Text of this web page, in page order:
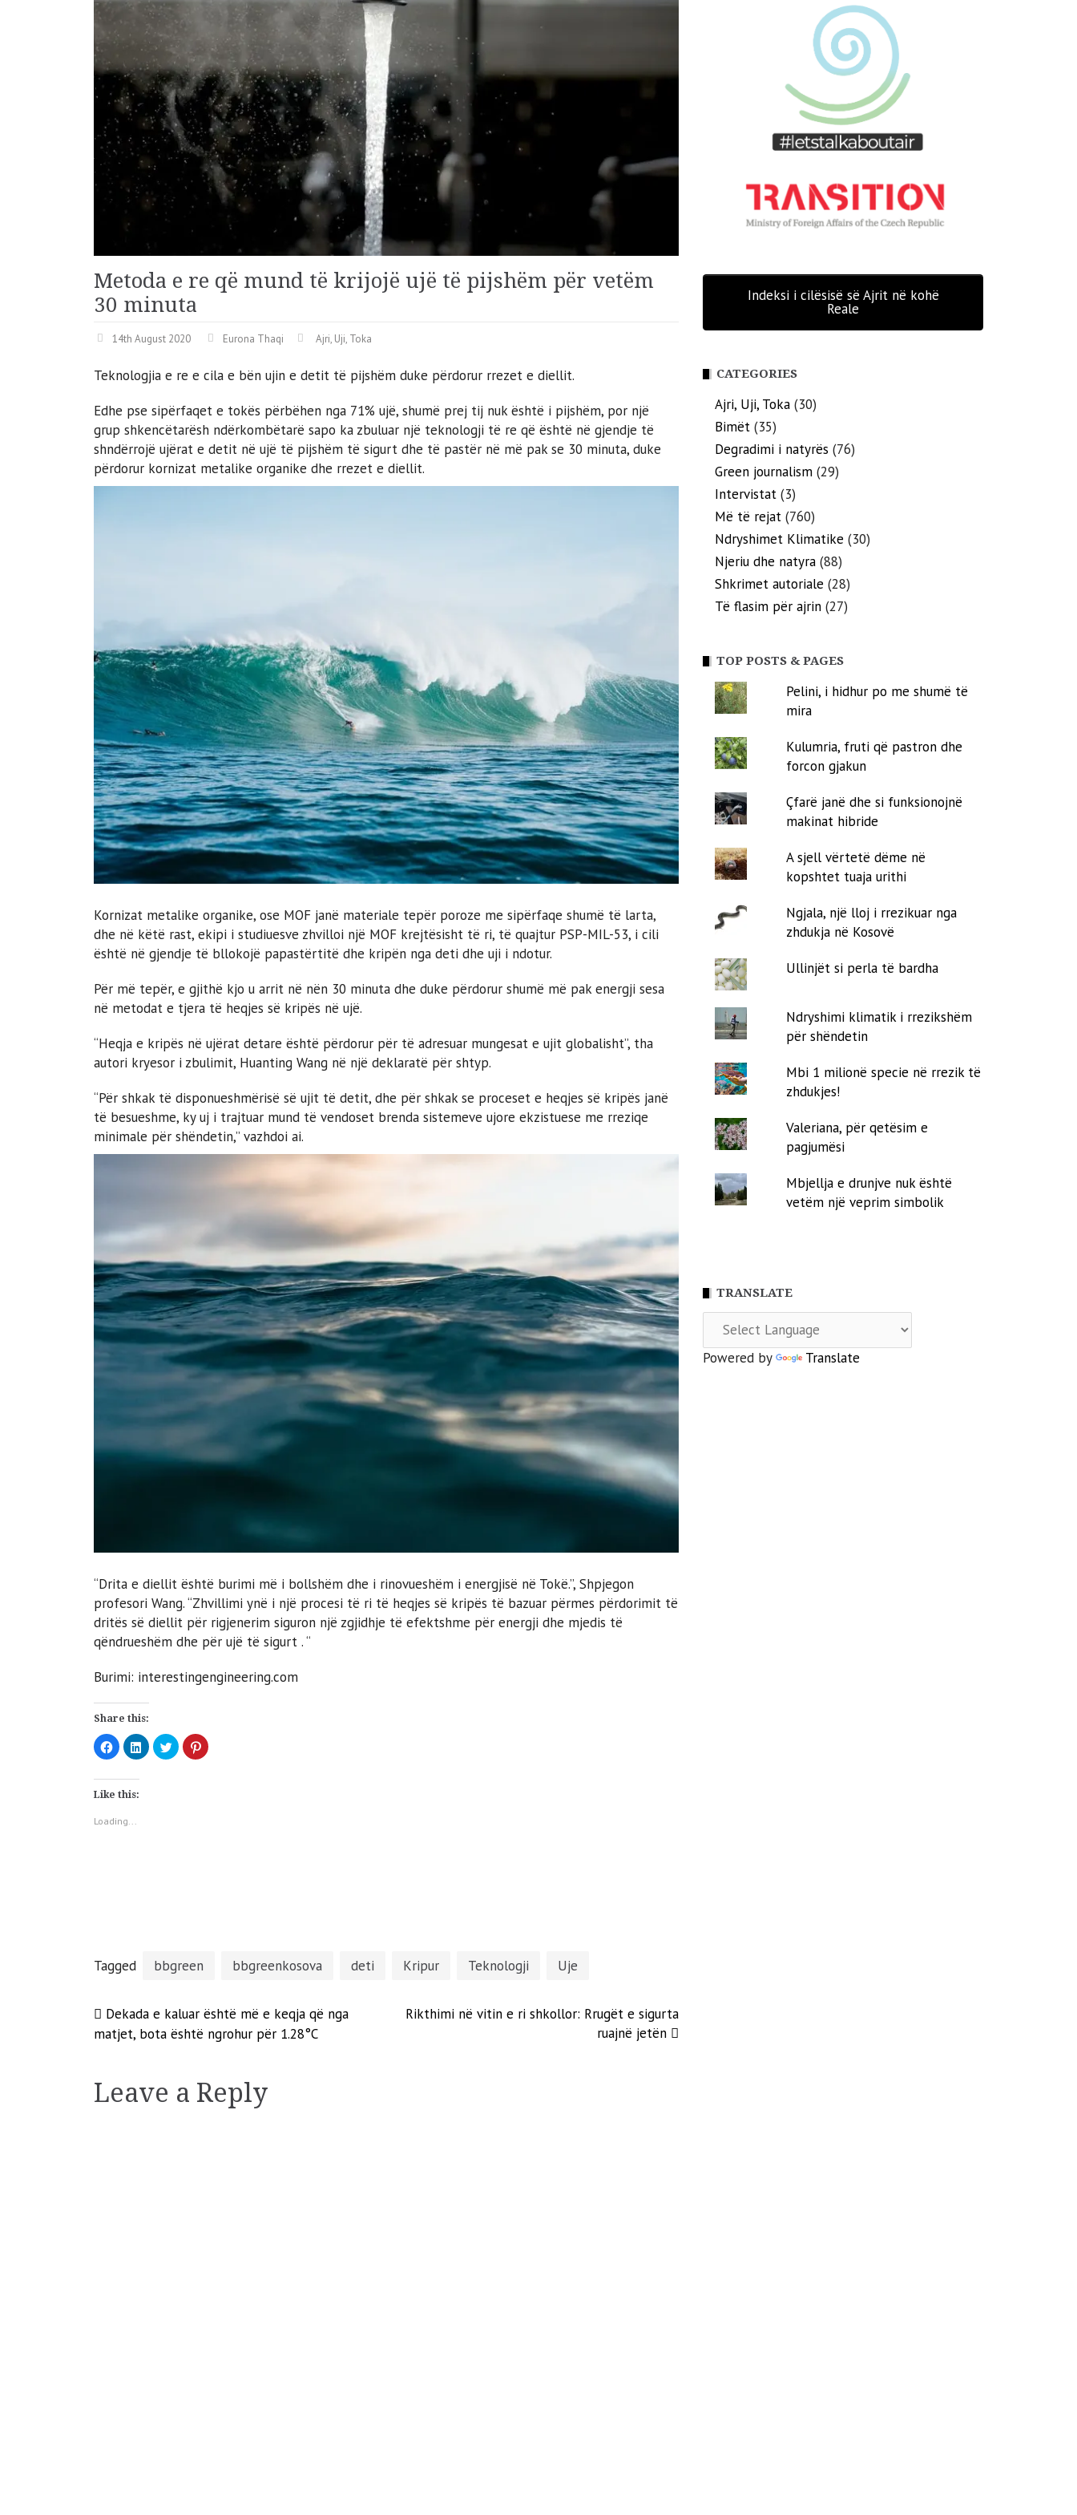
Metoda e re që mund të krijojë ujë të pijshëm për vetëm
30 minuta
14th August 2020 Eurona Thaqi Ajri, Uji, Toka
Teknologjia e re e cila e bën ujin e detit të pijshëm duke përdorur rrezet e diellit.
Edhe pse sipërfaqet e tokës përbëhen nga 71% ujë, shumë prej tij nuk është i pijshëm, por një
grup shkencëtarësh ndërkombëtarë sapo ka zbuluar një teknologji të re që është në gjendje të
shndërrojë ujërat e detit në ujë të pijshëm të sigurt dhe të pastër në më pak se 30 minuta, duke
përdorur kornizat metalike organike dhe rrezet e diellit.
Kornizat metalike organike, ose MOF janë materiale tepër poroze me sipërfaqe shumë të larta,
dhe në këtë rast, ekipi i studiuesve zhvilloi një MOF krejtësisht të ri, të quajtur PSP-MIL-53, i cili
është në gjendje të bllokojë papastërtitë dhe kripën nga deti dhe uji i ndotur.
Për më tepër, e gjithë kjo u arrit në nën 30 minuta dhe duke përdorur shumë më pak energji sesa
në metodat e tjera të heqjes së kripës në ujë.
“Heqja e kripës në ujërat detare është përdorur për të adresuar mungesat e ujit globalisht”, tha
autori kryesor i zbulimit, Huanting Wang në një deklaratë për shtyp.
“Për shkak të disponueshmërisë së ujit të detit, dhe për shkak se proceset e heqjes së kripës janë
të besueshme, ky uj i trajtuar mund të vendoset brenda sistemeve ujore ekzistuese me rreziqe
minimale për shëndetin,” vazhdoi ai.
“Drita e diellit është burimi më i bollshëm dhe i rinovueshëm i energjisë në Tokë.”, Shpjegon
profesori Wang. “Zhvillimi ynë i një procesi të ri të heqjes së kripës të bazuar përmes përdorimit të
dritës së diellit për rigjenerim siguron një zgjidhje të efektshme për energji dhe mjedis të
qëndrueshëm dhe për ujë të sigurt . “
Burimi: interestingengineering.com
Share this:
Click
to
share
Facebook
(Opens
in
window)
Click
to
share
Click
to
share
Click
to
Like this:
Loading...
Tagged bbgreen bbgreenkosova deti Kripur Teknologji Uje
Post
navigation
Dekada e kaluar është më e keqja që nga
matjet, bota është ngrohur për 1.28°C
Rikthimi në vitin e ri shkollor: Rrugët e sigurta
ruajnë jetën
Leave a Reply
Indeksi i cilësisë së Ajrit në kohë
Reale
CATEGORIES
Ajri, Uji, Toka (30)
Bimët (35)
Degradimi i natyrës (76)
Green journalism (29)
Intervistat (3)
Më të rejat (760)
Ndryshimet Klimatike (30)
Njeriu dhe natyra (88)
Shkrimet autoriale (28)
Të flasim për ajrin (27)
TOP POSTS & PAGES
Pelini, i hidhur po me shumë të
mira
Kulumria, fruti që pastron dhe
forcon gjakun
Çfarë janë dhe si funksionojnë
makinat hibride
A sjell vërtetë dëme në
kopshtet tuaja urithi
Ngjala, një lloj i rrezikuar nga
zhdukja në Kosovë
Ullinjët si perla të bardha
Ndryshimi klimatik i rrezikshëm
për shëndetin
Mbi 1 milionë specie në rrezik të
zhdukjes!
Valeriana, për qetësim e
pagjumësi
Mbjellja e drunjve nuk është
vetëm një veprim simbolik
TRANSLATE
Powered by Translate